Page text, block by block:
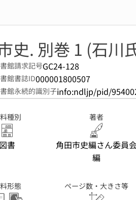
史. 別巻 1 (石川
館請求記号GC24-128
館書誌ID000001800507
館永続的識別子info:ndljp/pid/
種別
図書
著者
角田市史編さん委員
編
形態 ページ数・大きさ等